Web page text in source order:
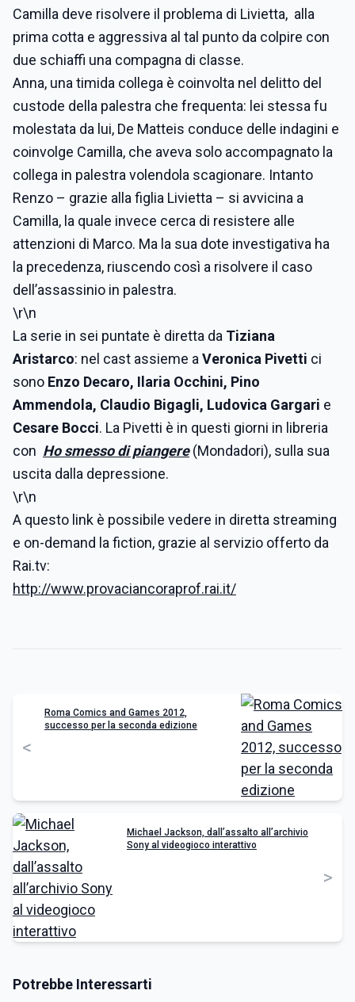
Camilla deve risolvere il problema di Livietta, alla
prima cotta e aggressiva al tal punto da colpire con
due schiaffi una compagna di classe.
Anna, una timida collega è coinvolta nel delitto del
custode della palestra che frequenta: lei stessa fu
molestata da lui, De Matteis conduce delle indagini e
coinvolge Camilla, che aveva solo accompagnato la
collega in palestra volendola scagionare. Intanto
Renzo – grazie alla figlia Livietta – si avvicina a
Camilla, la quale invece cerca di resistere alle
attenzioni di Marco. Ma la sua dote investigativa ha
la precedenza, riuscendo così a risolvere il caso
dell’assassinio in palestra.
\r\n
La serie in sei puntate è diretta da Tiziana
Aristarco: nel cast assieme a Veronica Pivetti ci
sono Enzo Decaro, Ilaria Occhini, Pino
Ammendola, Claudio Bigagli, Ludovica Gargari e
Cesare Bocci. La Pivetti è in questi giorni in libreria
con Ho smesso di piangere(Mondadori), sulla sua
uscita dalla depressione.
\r\n
A questo link è possibile vedere in diretta streaming
e on-demand la fiction, grazie al servizio offerto da
Rai.tv:
http://www.provaciancoraprof.rai.it/
<
Roma Comics and Games 2012,
successo per la seconda edizione
Michael Jackson, dall’assalto all’archivio
Sony al videogioco interattivo
>
Potrebbe Interessarti